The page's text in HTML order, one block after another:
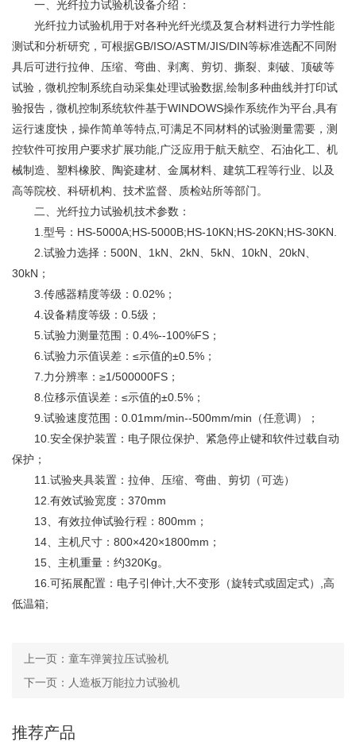
一、光纤拉力试验机设备介绍：
光纤拉力试验机用于对各种光纤光缆及复合材料进行力学性能
测试和分析研究，可根据GB/ISO/ASTM/JIS/DIN等标准选配不同附
具后可进行拉伸、压缩、弯曲、剥离、剪切、撕裂、刺破、顶破等
试验，微机控制系统自动采集处理试验数据,绘制多种曲线并打印试
验报告，微机控制系统软件基于WINDOWS操作系统作为平台,具有
运行速度快，操作简单等特点,可满足不同材料的试验测量需要，测
控软件可按用户要求扩展功能,广泛应用于航天航空、石油化工、机
械制造、 塑料橡胶 、陶瓷建材、金属材料、建筑工程等行业、以及
高等院校、科研机构、技术监督、质检站所等部门。
二、光纤拉力试验机技术参数：
1.型号：HS-5000A;HS-5000B;HS-10KN;HS-20KN;HS-30KN.
2.试验力选择：500N、1kN、2kN、5kN、10kN、20kN、
30kN；
3.传感器精度等级：0.02%；
4.设备精度等级：0.5级；
5.试验力测量范围：0.4%--100%FS；
6.试验力示值误差：≤示值的±0.5%；
7.力分辨率：≥1/500000FS；
8.位移示值误差：≤示值的±0.5%；
9.试验速度范围：0.01mm/min--500mm/min（任意调）；
10.安全保护装置：电子限位保护、紧急停止键和软件过载自动
保护；
11.试验夹具装置：拉伸、压缩、弯曲、剪切（可选）
12.有效试验宽度：370mm
13、有效拉伸试验行程：800mm；
14、主机尺寸：800×420×1800mm；
15、主机重量：约320Kg。
16.可拓展配置：电子引伸计,大不变形（旋转式或固定式）,高
低温箱;
上一页： 童车弹簧拉压试验机
下一页： 人造板万能拉力试验机
推荐产品